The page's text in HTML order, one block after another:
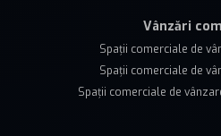
Vânzări
Spații comerciale de
Spații comerciale de
Spații comerciale de